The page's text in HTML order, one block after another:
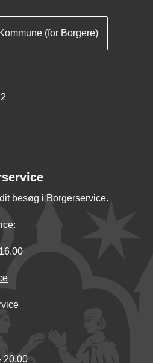
(for Borgere)
besøg i Borgerservice.
20.00